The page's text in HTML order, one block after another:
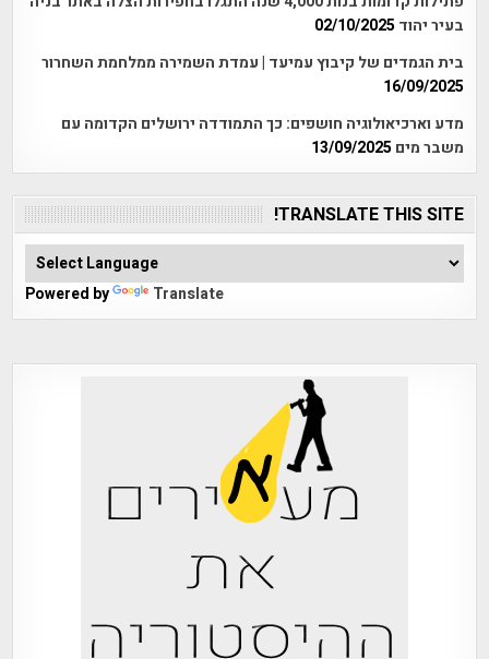
בעיר יהוד 02/10/2025
בית הגמדים של קיבוץ עמיעד | עמדת השמירה ממלחמת השחרור
16/09/2025
מדע וארכיאולוגיה חושפים: כך התמודדה ירושלים הקדומה עם
משבר מים 13/09/2025
TRANSLATE THIS SITE!
Powered by Translate